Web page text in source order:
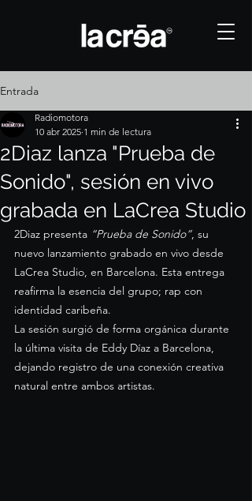
Entrada
2Diaz lanza "Prueba de
Sonido", sesión en vivo
grabada en LaCrea Studio
Radiomotora
10 abr 2025 1 min de lectura
2Diaz presenta “Prueba de Sonido”, su
nuevo lanzamiento grabado en vivo desde
LaCrea Studio, en Barcelona. Esta entrega
reafirma la esencia del grupo; rap con
identidad caribeña.
La sesión surgió de forma orgánica durante
la última visita de Eddy Díaz a Barcelona,
dejando registro de una conexión creativa
natural entre ambos artistas.